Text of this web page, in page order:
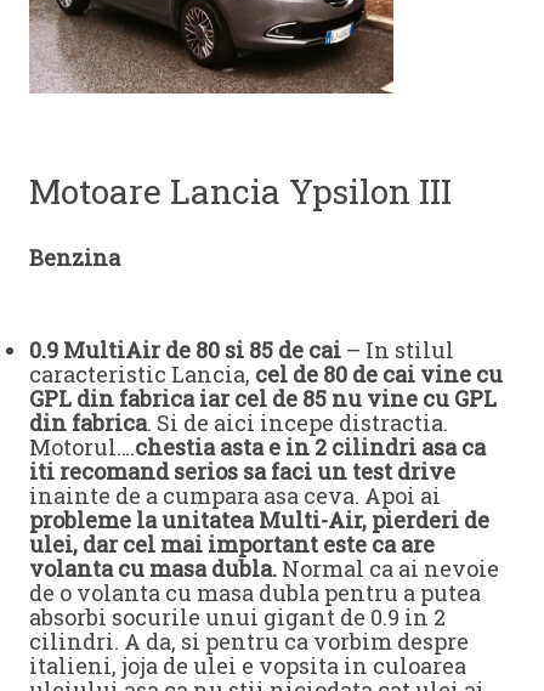
Motoare Lancia Ypsilon III
Benzina
0.9 MultiAir de 80 si 85 de cai – In stilul
caracteristic Lancia, cel de 80 de cai vine cu
GPL din fabrica iar cel de 85 nu vine cu GPL
din fabrica. Si de aici incepe distractia.
Motorul….chestia asta e in 2 cilindri asa ca
iti recomand serios sa faci un test drive
inainte de a cumpara asa ceva. Apoi ai
probleme la unitatea Multi-Air, pierderi de
ulei, dar cel mai important este ca are
volanta cu masa dubla. Normal ca ai nevoie
de o volanta cu masa dubla pentru a putea
absorbi socurile unui gigant de 0.9 in 2
cilindri. A da, si pentru ca vorbim despre
italieni, joja de ulei e vopsita in culoarea